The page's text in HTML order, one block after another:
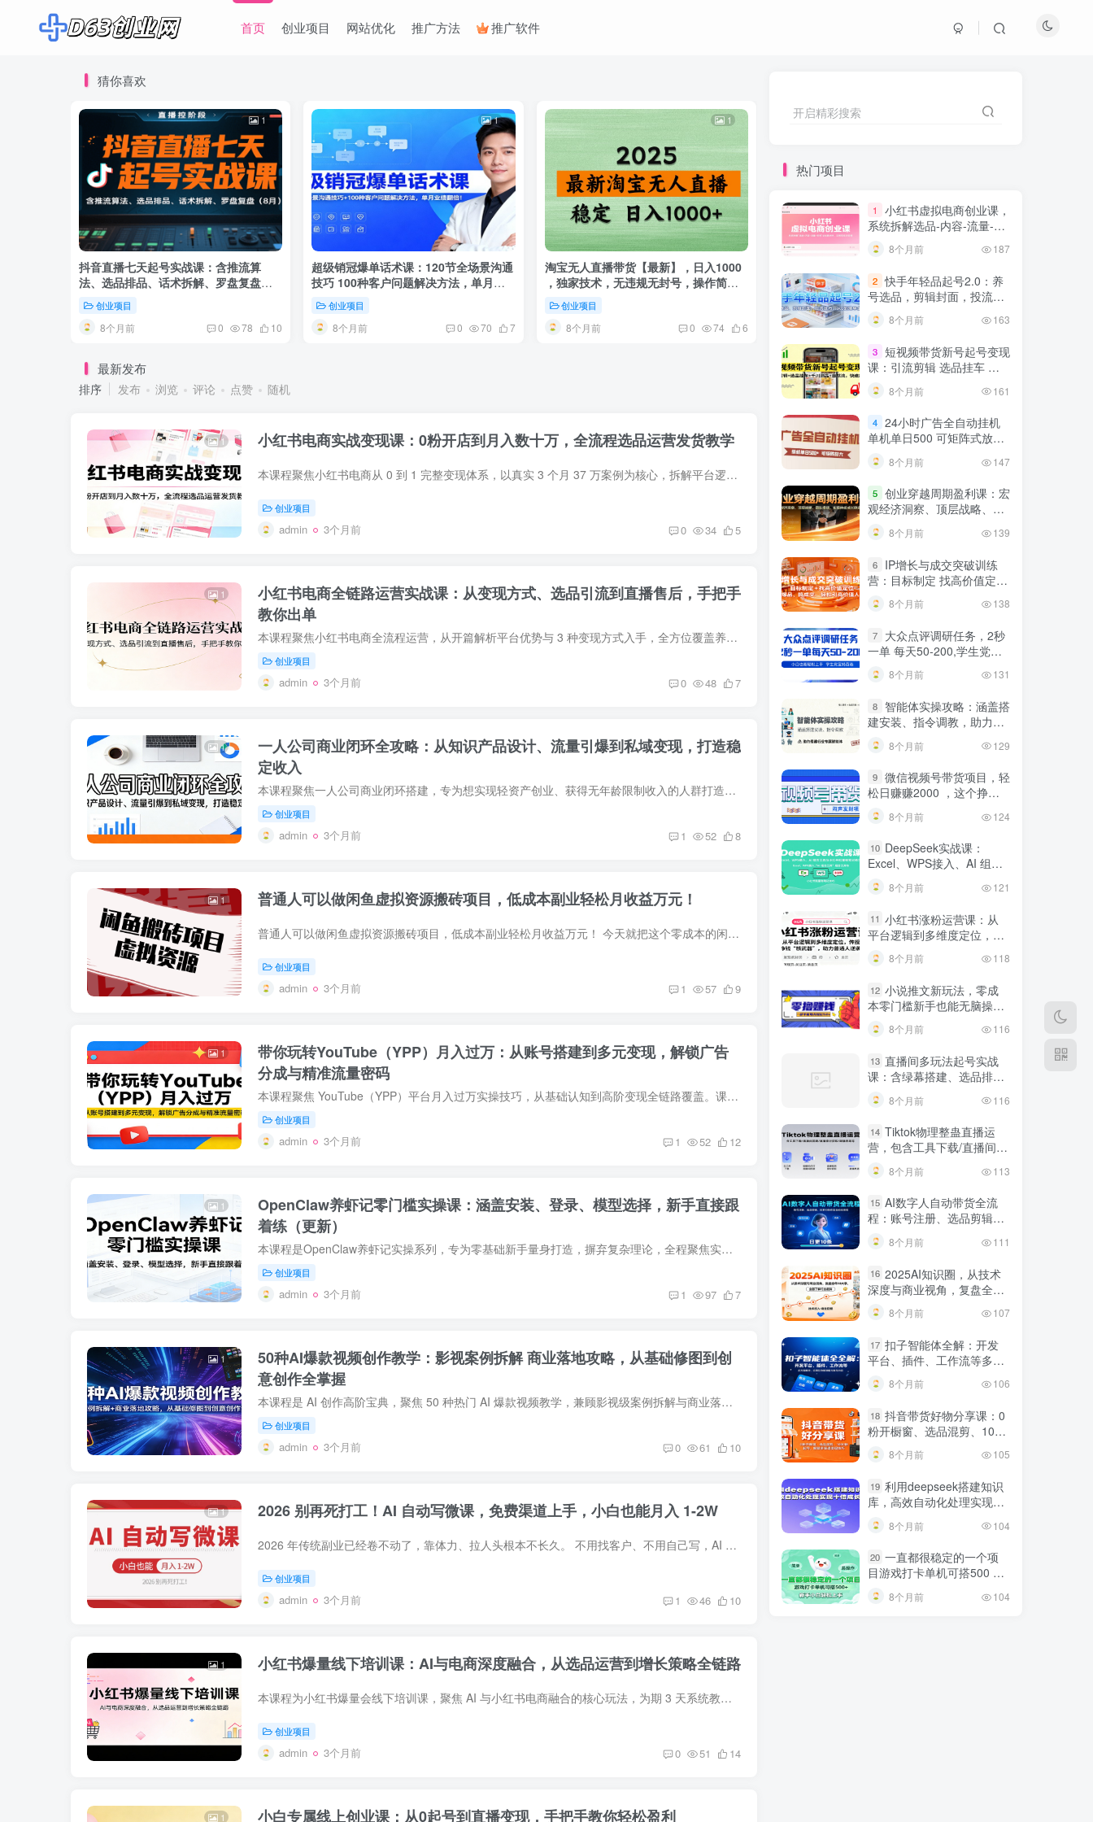
首页 创业项目 网站优化 推广方法 推广软件
猜你喜欢
1
抖音直播七天起号实战课：含推流算
法、选品排品、话术拆解、罗盘复盘（8
月）创业项目
8个月前 0 78 10
1
超级销冠爆单话术课：120节全场景沟通
技巧 100种客户问题解决方法，单月业
绩翻倍！
创业项目
8个月前 0 70 7
1
淘宝无人直播带货【最新】，日入1000
，独家技术，无违规无封号，操作简
单，长期稳定
创业项目
8个月前 0 74 6
大重点消费人群的新生意，解读供给策
略 创业项目
6个月前
最新发布
排序 发布 浏览 评论 点赞 随机
1 小红书电商实战变现课：0粉开店到月入数十万，全流程选品运营发货教学
本课程聚焦小红书电商从 0 到 1 完整变现体系，以真实 3 个月 37 万案例为核心，拆解平台逻辑、开店流程、选品方法、笔记创作、流量运营、私域引流及售后全流程。课程包含 0 粉开店、多平台选品...
创业项目
admin 3个月前 0 34 5
1
小红书电商全链路运营实战课：从变现方式、选品引流到直播售后，手把手
教你出单
本课程聚焦小红书电商全流程运营，从开篇解析平台优势与 3 种变现方式入手，全方位覆盖养号涨粉、爆品打造、选品测款、素材混剪、直播运营、私域引流、售后处理等核心内容。课程包含灰豚数据使...
创业项目
admin 3个月前 0 48 7
1
一人公司商业闭环全攻略：从知识产品设计、流量引爆到私域变现，打造稳
定收入
本课程聚焦一人公司商业闭环搭建，专为想实现轻资产创业、获得无年龄限制收入的人群打造。课程从心法到实操，全方位拆解知识付费产品设计、最小可行性产品落地、科学定价策略，再到流量引爆、公...
创业项目
admin 3个月前 1 52 8
1 普通人可以做闲鱼虚拟资源搬砖项目，低成本副业轻松月收益万元！
普通人可以做闲鱼虚拟资源搬砖项目，低成本副业轻松月收益万元！ 今天就把这个零成本的闲鱼虚拟项目玩法，分享给大家，跟着做你也能快速上手。 一提到闲鱼赚钱，大家第一反应可能就是倒卖二手产...
创业项目
admin 3个月前 1 57 9
1
带你玩转YouTube（YPP）月入过万：从账号搭建到多元变现，解锁广告
分成与精准流量密码
本课程聚焦 YouTube（YPP）平台月入过万实操技巧，从基础认知到高阶变现全链路覆盖。课程涵盖平台优势与定位、账号搭建及环境构架、爆款内容选题与脚本制作、画面剪辑实操等基础内容，重点讲解 ...
创业项目
admin 3个月前 1 52 12
1
OpenClaw养虾记零门槛实操课：涵盖安装、登录、模型选择，新手直接跟
着练（更新）
本课程是OpenClaw养虾记实操系列，专为零基础新手量身打造，摒弃复杂理论，全程聚焦实操落地，配套完整教程说明与6节高清实操课。课程从基础入手，依次拆解OpenClaw的核心认知、安装步骤、启航...
创业项目
admin 3个月前 1 97 7
1
50种AI爆款视频创作教学：影视案例拆解 商业落地攻略，从基础修图到创
意创作全掌握
本课程是 AI 创作高阶宝典，聚焦 50 种热门 AI 爆款视频教学，兼顾影视级案例拆解与商业落地攻略。课程内容丰富多元，从基础的水印去除、画质修复、老照片翻新，到中高阶的影视特效、动态壁纸、...
创业项目
admin 3个月前 0 61 10
1 2026 别再死打工！AI 自动写微课，免费渠道上手，小白也能月入 1-2W
2026 年传统副业已经卷不动了，靠体力、拉人头根本不长久。 不用找客户、不用自己写，AI 全自动做微课，效率拉满。 我们提供接单渠道，不用你拓客，一台电脑就能干。 新手 0 基础也能上手，下班...
创业项目
admin 3个月前 1 46 10
1 小红书爆量线下培训课：AI与电商深度融合，从选品运营到增长策略全链路
本课程为小红书爆量会线下培训课，聚焦 AI 与小红书电商融合的核心玩法，为期 3 天系统教学。课程涵盖 AI 与小红书电商融合路径、AI 提示词与知识库实战，深入拆解小红书电商选品策略、产品迭代...
创业项目
admin 3个月前 0 51 14
1 小白专属线上创业课：从0起号到直播变现，手把手教你轻松盈利
开启精彩搜索
热门项目
1
小红书虚拟电商创业课，
系统拆解选品-内容-流量-变
8个月前 187
2 快手年轻品起号2.0：养
号选品，剪辑封面，投流技
8个月前 163
3
短视频带货新号起号变现
课：引流剪辑 选品挂车 千
川测品 自然流，快速起量
8个月前 161
4 24小时广告全自动挂机
单机单日500 可矩阵式放大
无需人工看守 新手小白轻松
玩转8个月前 147
5 创业穿越周期盈利课：宏
观经济洞察、顶层战略、团
队搭建，实现持续成长稳定
变现8个月前 139
6
IP增长与成交突破训练
营：目标制定 找高价值定
引高价值人脉
8个月前 138
7
大众点评调研任务，2秒
一单 每天50-200,学生党宝
8个月前 131
8
智能体实操攻略：涵盖搭
建安装、指令调教，助力搭
建行业专属智能体
8个月前 129
9 微信视频号带货项目，轻
松日赚赚2000 ，这个挣钱
入口很多伙伴都在闷声发财
8个月前 124
10 DeepSeek实战课：
Excel、WPS接入、AI 组合
工具与小红书批量做笔记技
巧
8个月前 121
11 小红书涨粉运营课：从
平台逻辑到多维度定位，传
人逆袭8个月前 118
12 小说推文新玩法，零成
本零门槛新手也能无脑操
8个月前 116
13 直播间多玩法起号实战
课：含绿幕搭建、选品排
规调整技巧
8个月前 116
14 Tiktok物理整蛊直播运
营，包含工具下载/直播间搭
建/直播素材获取/跟播思路
等
8个月前 113
15 AI数字人自动带货全流
程：账号注册、选品剪辑，
日更10条作品自动化变现
8个月前 111
16 2025AI知识圈，从技术
深度与商业视角，复盘全年
AI大事，全面了解行业趋势
8个月前 107
17 扣子智能体全解：开发
平台、插件、工作流等多方
发布内容
8个月前 106
18 抖音带货好物分享课：0
粉开橱窗、选品混剪、1000
巧
8个月前 105
19 利用deepseek搭建知识
库，高效自动化处理实现十
倍成长！
8个月前 104
20 一直都很稳定的一个项
目游戏打卡单机可搭500 ，
新手小白轻松上手
8个月前 104